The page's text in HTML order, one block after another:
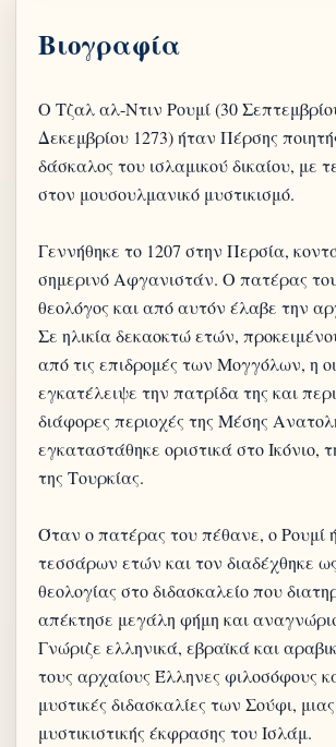
Βιογραφία
Ο Τζαλ αλ-Ντιν Ρουμί (30
Δεκεμβρίου 1273) ήταν Πέρσης
δάσκαλος του ισλαμικού δικαίου, με
στον μουσουλμανικό μυστικισμό.
Γεννήθηκε το 1207 στην Περσία,
σημερινό Αφγανιστάν. Ο πατέρας
θεολόγος και από αυτόν έλαβε την
Σε ηλικία δεκαοκτώ ετών,
από τις επιδρομές των Μογγόλων, η
εγκατέλειψε την πατρίδα της και
διάφορες περιοχές της Μέσης
εγκαταστάθηκε οριστικά στο Ικόνιο,
της Τουρκίας.
Όταν ο πατέρας του πέθανε, ο Ρουμί
τεσσάρων ετών και τον διαδέχθηκε
θεολογίας στο διδασκαλείο που
απέκτησε μεγάλη φήμη και
Γνώριζε ελληνικά, εβραϊκά και
τους αρχαίους Έλληνες φιλοσόφους
μυστικές διδασκαλίες των Σούφι,
μυστικιστικής έκφρασης του Ισλάμ.